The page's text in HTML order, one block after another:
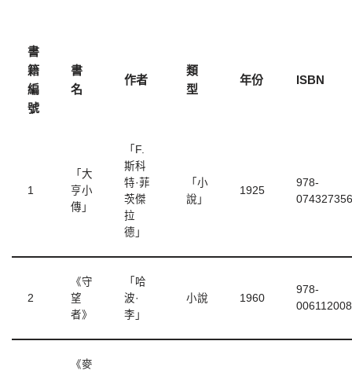
書
籍
編
號
書
名
作者
類
型
年份 ISBN
1
「大
亨小
傳」
「F.
斯科
特·菲
茨傑
拉
德」
「小
說」
1925
978-
2
《守
望
者》
「哈
波·
李」
小說 1960
978-
《麥